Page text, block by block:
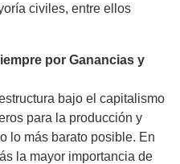
civiles, entre ellos
por Ganancias y
bajo el capitalismo
para la producción y
lo más barato posible. En
la mayor importancia de